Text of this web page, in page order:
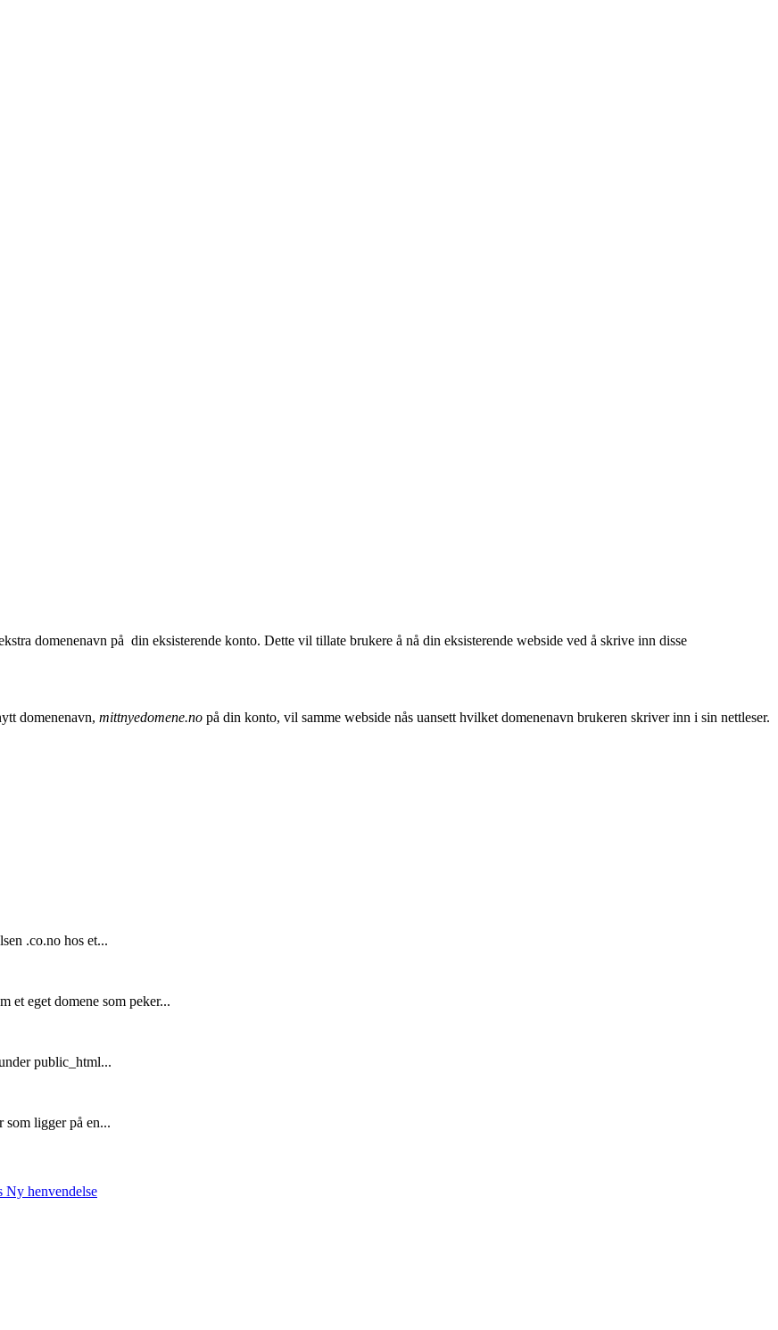
domenenavn på din eksisterende konto. Dette vil tillate brukere å nå din eksisterende webside ved å skrive inn disse
domenenavn, mittnyedomene.no på din konto, vil samme webside nås uansett hvilket domenenavn brukeren skriver inn i sin nettleser.
.co.no hos et...
et eget domene som peker...
public_html...
ligger på en...
Ny henvendelse